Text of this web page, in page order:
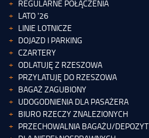
REGULARNE POŁĄCZENIA
LATO '26
LINIE LOTNICZE
DOJAZD I PARKING
CZARTERY
ODLATUJĘ Z RZESZOWA
PRZYLATUJĘ DO RZESZOWA
BAGAŻ ZAGUBIONY
UDOGODNIENIA DLA PASAŻERA
BIURO RZECZY ZNALEZIONYCH
PRZECHOWALNIA BAGAŻU/DEPOZYT